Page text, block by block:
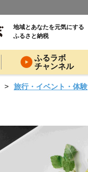
地域とあなたを元気にする
ふるさと納税
ふるラボ
チャンネル
旅行・イベント・体験